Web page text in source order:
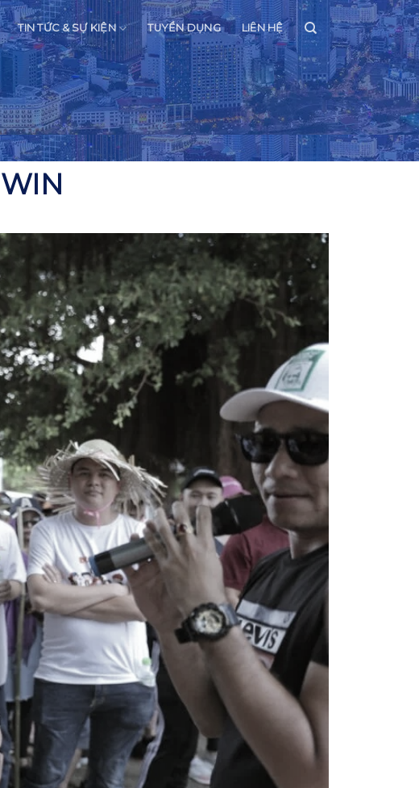
TIN TỨC & SỰ KIỆN TUYỂN DỤNG LIÊN HỆ